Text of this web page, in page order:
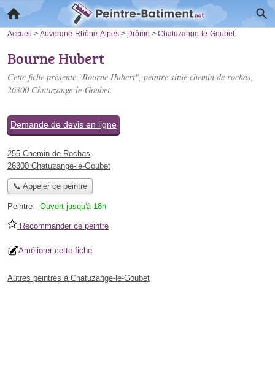
Accueil > Auvergne-Rhône-Alpes > Drôme > Chatuzange-le-Goubet
Bourne Hubert
Cette fiche présente "Bourne Hubert", peintre situé chemin de rochas,
26300 Chatuzange-le-Goubet.
Demande de devis en ligne
255 Chemin de Rochas
26300 Chatuzange-le-Goubet
📞 Appeler ce peintre
Peintre - Ouvert jusqu'à 18h
Recommander ce peintre
Améliorer cette fiche
Autres peintres à Chatuzange-le-Goubet